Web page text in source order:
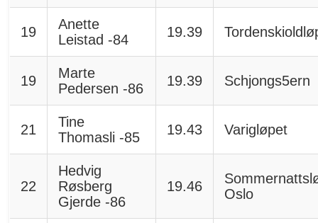
19
Anette
Leistad -84
19.39
19
Marte
Pedersen -86
19.39 Schjongs5ern
21
Tine
Thomasli -85
19.43 Varigløpet
22
Hedvig
Røsberg
Gjerde -86
19.46
Oslo